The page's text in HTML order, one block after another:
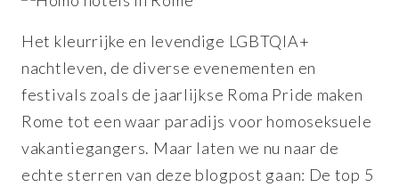
Het kleurrijke en levendige LGBTQIA+
nachtleven, de diverse evenementen en
festivals zoals de jaarlijkse Roma Pride maken
Rome tot een waar paradijs voor homoseksuele
vakantiegangers. Maar laten we nu naar de
echte sterren van deze blogpost gaan: De top 5